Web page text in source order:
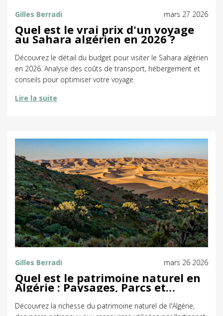
Gilles Berradi mars 27 2026
Quel est le vrai prix d'un voyage
au Sahara algérien en 2026 ?
Découvrez le détail du budget pour visiter le Sahara algérien
en 2026. Analyse des coûts de transport, hébergement et
conseils pour optimiser votre voyage.
Lire la suite
Gilles Berradi mars 26 2026
Quel est le patrimoine naturel en
Algérie : Paysages, Parcs et
Ressources Traditionnelles
Découvrez la richesse du patrimoine naturel de l'Algérie,